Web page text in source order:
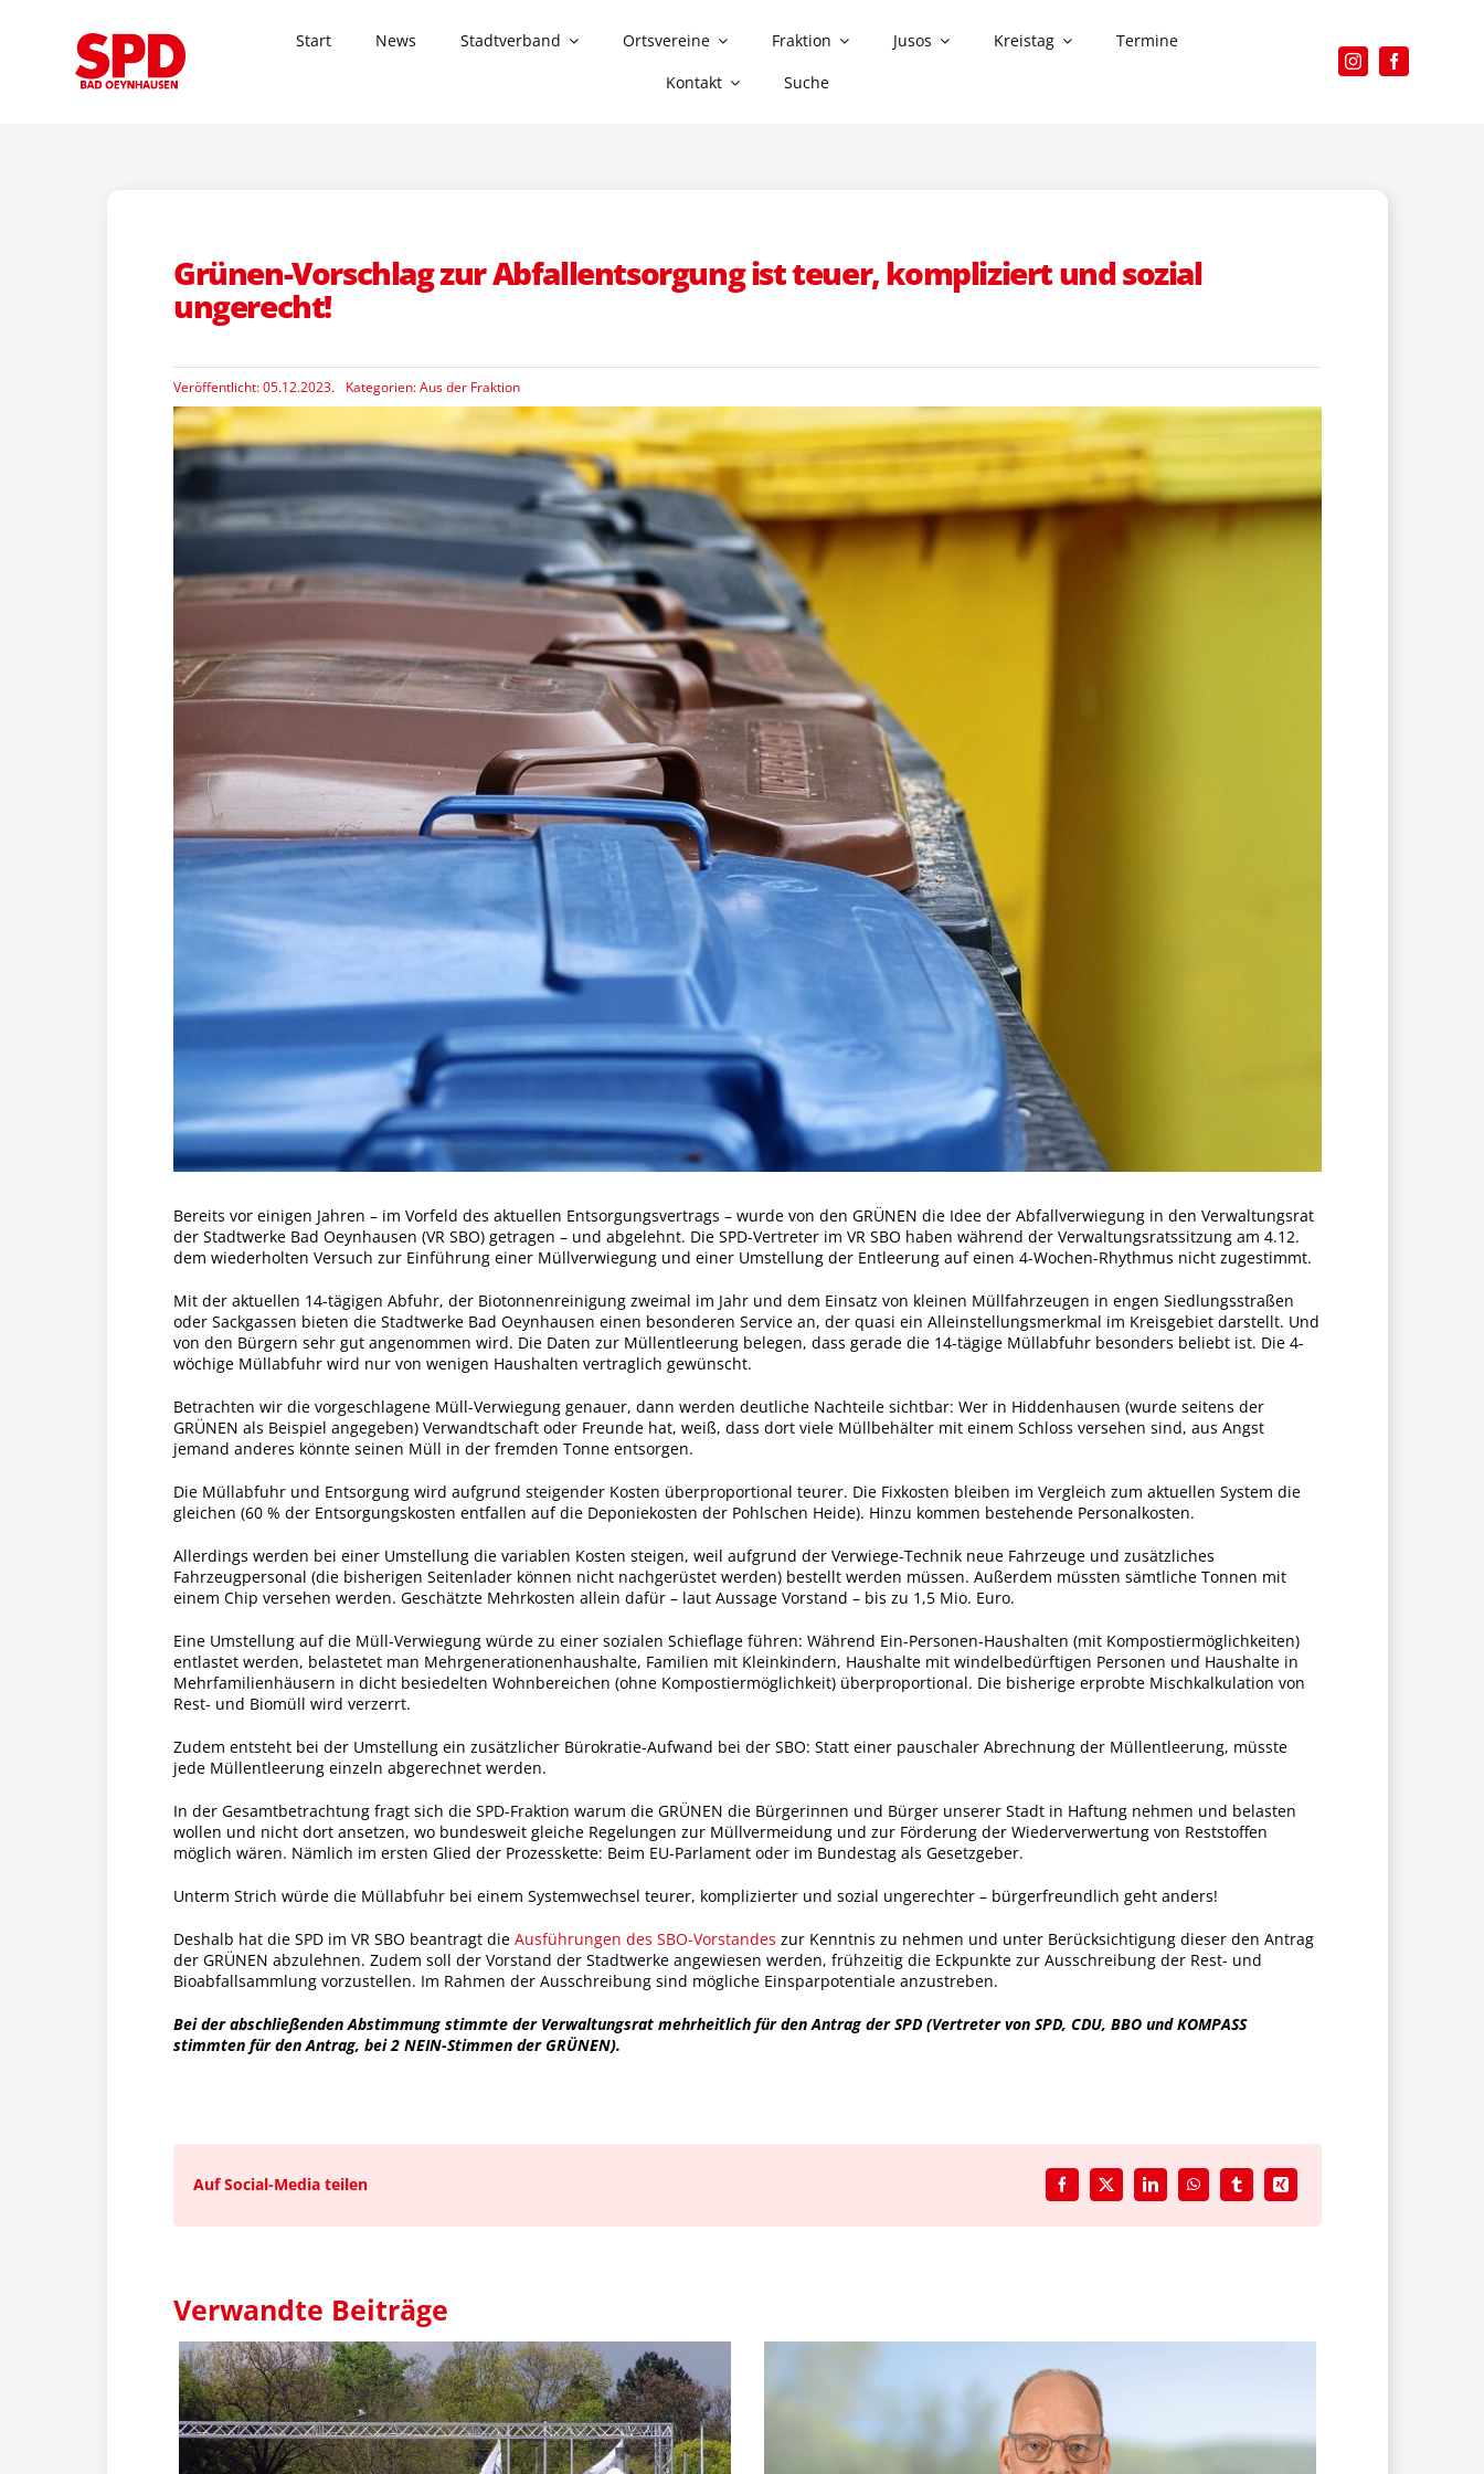
Start News Stadtverband Ortsvereine Fraktion Jusos Kreistag
Termine
Kontakt
Suche
Grünen-Vorschlag zur Abfallentsorgung ist teuer, kompliziert und sozial
ungerecht!
Veröffentlicht: 05.12.2023. Kategorien:Aus der Fraktion
Bereits vor einigen Jahren – im Vorfeld des aktuellen Entsorgungsvertrags – wurde von den GRÜNEN die Idee der Abfallverwiegung in den Verwaltungsrat
der Stadtwerke Bad Oeynhausen (VR SBO) getragen – und abgelehnt. Die SPD-Vertreter im VR SBO haben während der Verwaltungsratssitzung am 4.12.
dem wiederholten Versuch zur Einführung einer Müllverwiegung und einer Umstellung der Entleerung auf einen 4-Wochen-Rhythmus nicht zugestimmt.
Mit der aktuellen 14-tägigen Abfuhr, der Biotonnenreinigung zweimal im Jahr und dem Einsatz von kleinen Müllfahrzeugen in engen Siedlungsstraßen
oder Sackgassen bieten die Stadtwerke Bad Oeynhausen einen besonderen Service an, der quasi ein Alleinstellungsmerkmal im Kreisgebiet darstellt. Und
von den Bürgern sehr gut angenommen wird. Die Daten zur Müllentleerung belegen, dass gerade die 14-tägige Müllabfuhr besonders beliebt ist. Die 4-
wöchige Müllabfuhr wird nur von wenigen Haushalten vertraglich gewünscht.
Betrachten wir die vorgeschlagene Müll-Verwiegung genauer, dann werden deutliche Nachteile sichtbar: Wer in Hiddenhausen (wurde seitens der
GRÜNEN als Beispiel angegeben) Verwandtschaft oder Freunde hat, weiß, dass dort viele Müllbehälter mit einem Schloss versehen sind, aus Angst
jemand anderes könnte seinen Müll in der fremden Tonne entsorgen.
Die Müllabfuhr und Entsorgung wird aufgrund steigender Kosten überproportional teurer. Die Fixkosten bleiben im Vergleich zum aktuellen System die
gleichen (60 % der Entsorgungskosten entfallen auf die Deponiekosten der Pohlschen Heide). Hinzu kommen bestehende Personalkosten.
Allerdings werden bei einer Umstellung die variablen Kosten steigen, weil aufgrund der Verwiege-Technik neue Fahrzeuge und zusätzliches
Fahrzeugpersonal (die bisherigen Seitenlader können nicht nachgerüstet werden) bestellt werden müssen. Außerdem müssten sämtliche Tonnen mit
einem Chip versehen werden. Geschätzte Mehrkosten allein dafür – laut Aussage Vorstand – bis zu 1,5 Mio. Euro.
Eine Umstellung auf die Müll-Verwiegung würde zu einer sozialen Schieflage führen: Während Ein-Personen-Haushalten (mit Kompostiermöglichkeiten)
entlastet werden, belastetet man Mehrgenerationenhaushalte, Familien mit Kleinkindern, Haushalte mit windelbedürftigen Personen und Haushalte in
Mehrfamilienhäusern in dicht besiedelten Wohnbereichen (ohne Kompostiermöglichkeit) überproportional. Die bisherige erprobte Mischkalkulation von
Rest- und Biomüll wird verzerrt.
Zudem entsteht bei der Umstellung ein zusätzlicher Bürokratie-Aufwand bei der SBO: Statt einer pauschaler Abrechnung der Müllentleerung, müsste
jede Müllentleerung einzeln abgerechnet werden.
In der Gesamtbetrachtung fragt sich die SPD-Fraktion warum die GRÜNEN die Bürgerinnen und Bürger unserer Stadt in Haftung nehmen und belasten
wollen und nicht dort ansetzen, wo bundesweit gleiche Regelungen zur Müllvermeidung und zur Förderung der Wiederverwertung von Reststoffen
möglich wären. Nämlich im ersten Glied der Prozesskette: Beim EU-Parlament oder im Bundestag als Gesetzgeber.
Unterm Strich würde die Müllabfuhr bei einem Systemwechsel teurer, komplizierter und sozial ungerechter – bürgerfreundlich geht anders!
Deshalb hat die SPD im VR SBO beantragt die Ausführungen des SBO-Vorstandes zur Kenntnis zu nehmen und unter Berücksichtigung dieser den Antrag
der GRÜNEN abzulehnen. Zudem soll der Vorstand der Stadtwerke angewiesen werden, frühzeitig die Eckpunkte zur Ausschreibung der Rest- und
Bioabfallsammlung vorzustellen. Im Rahmen der Ausschreibung sind mögliche Einsparpotentiale anzustreben.
Bei der abschließenden Abstimmung stimmte der Verwaltungsrat mehrheitlich für den Antrag der SPD (Vertreter von SPD, CDU, BBO und KOMPASS
stimmten für den Antrag, bei 2 NEIN-Stimmen der GRÜNEN).
Auf Social-Media teilen
Verwandte Beiträge